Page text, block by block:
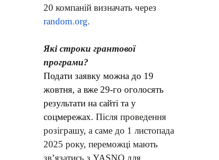
20 компаній визначать через
random.org.
Які строки грантової
програми?
Подати заявку можна до 19
жовтня, а вже 29-го оголосять
результати на сайті та у
соцмережах. Після проведення
розіграшу, а саме до 1 листопада
2025 року, переможці мають
зв’язатись з YASNO для